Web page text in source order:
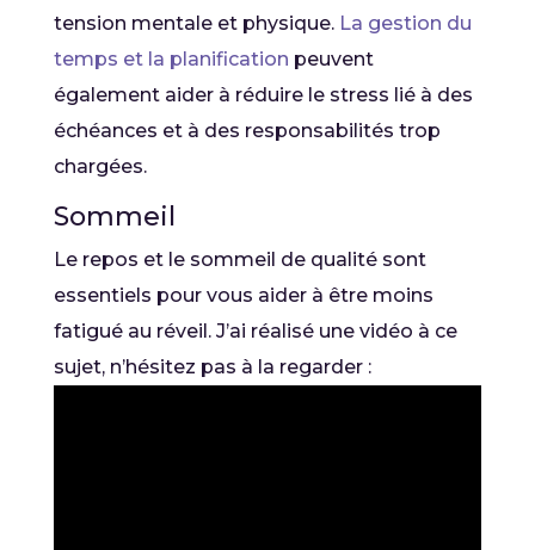
tension mentale et physique. La gestion du
temps et la planification peuvent
également aider à réduire le stress lié à des
échéances et à des responsabilités trop
chargées.
Sommeil
Le repos et le sommeil de qualité sont
essentiels pour vous aider à être moins
fatigué au réveil. J’ai réalisé une vidéo à ce
sujet, n’hésitez pas à la regarder :